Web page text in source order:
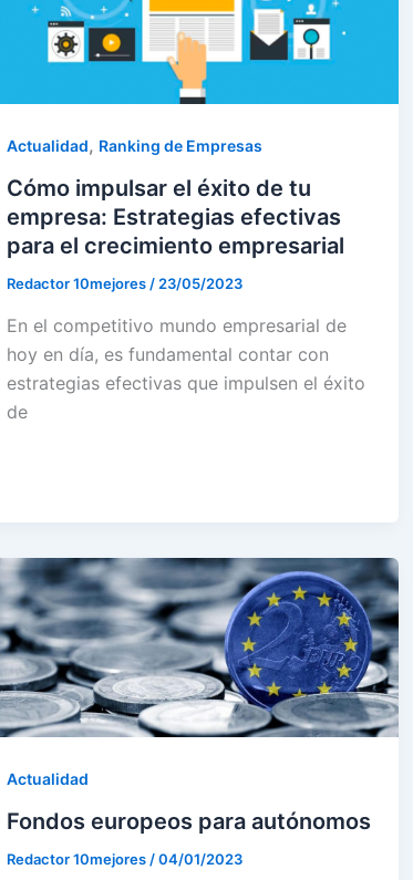
Actualidad, Ranking de Empresas
Cómo impulsar el éxito de tu
empresa: Estrategias efectivas
para el crecimiento empresarial
Redactor 10mejores / 23/05/2023
En el competitivo mundo empresarial de
hoy en día, es fundamental contar con
estrategias efectivas que impulsen el éxito
de
Actualidad
Fondos europeos para autónomos
Redactor 10mejores /04/01/2023